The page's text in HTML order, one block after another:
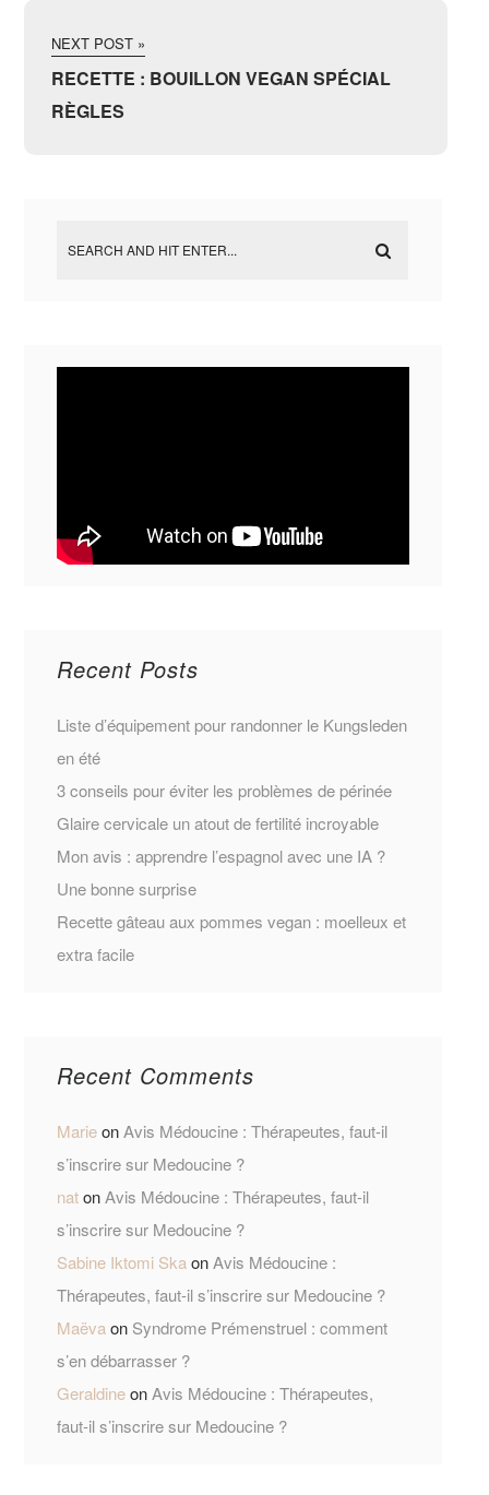
NEXT POST »
RECETTE : BOUILLON VEGAN SPÉCIAL
RÈGLES
Recent Posts
Liste d’équipement pour randonner le Kungsleden
en été
3 conseils pour éviter les problèmes de périnée
Glaire cervicale un atout de fertilité incroyable
Mon avis : apprendre l’espagnol avec une IA ?
Une bonne surprise
Recette gâteau aux pommes vegan : moelleux et
extra facile
Recent Comments
MarieonAvis Médoucine : Thérapeutes, faut-il
s’inscrire sur Medoucine ?
natonAvis Médoucine : Thérapeutes, faut-il
s’inscrire sur Medoucine ?
Sabine Iktomi SkaonAvis Médoucine :
Thérapeutes, faut-il s’inscrire sur Medoucine ?
Maëvaon Syndrome Prémenstruel : comment
s’en débarrasser ?
GeraldineonAvis Médoucine : Thérapeutes,
faut-il s’inscrire sur Medoucine ?